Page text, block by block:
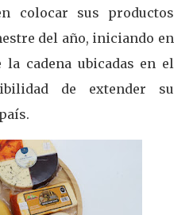
colocar sus productos
del año, iniciando en
la cadena ubicadas en el
de extender su